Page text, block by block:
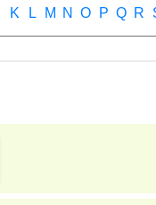
K L M N O P Q R